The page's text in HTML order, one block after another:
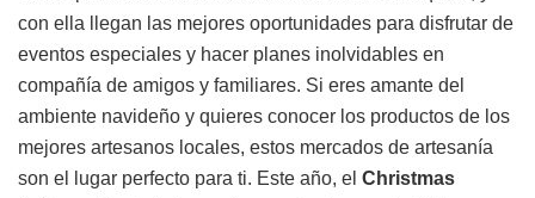
con ella llegan las mejores oportunidades para disfrutar de
eventos especiales y hacer planes inolvidables en
compañía de amigos y familiares. Si eres amante del
ambiente navideño y quieres conocer los productos de los
mejores artesanos locales, estos mercados de artesanía
son el lugar perfecto para ti. Este año, el Christmas